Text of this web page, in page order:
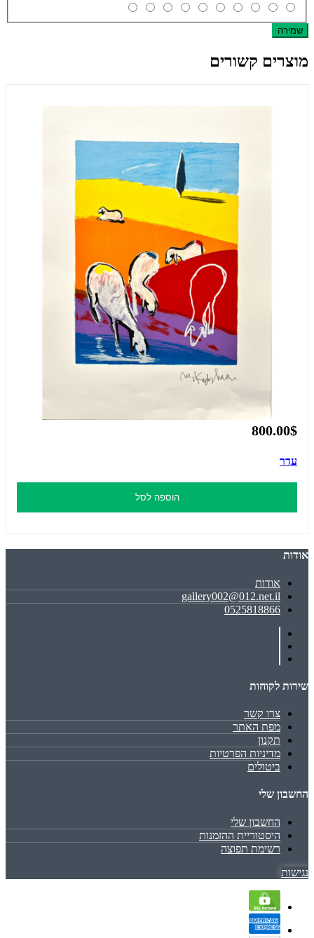
שמירה
מוצרים קשורים
800.00$
עדר
הוספה לסל
אודות
אודות
gallery002@012.net.il
0525818866
שירות לקוחות
צרו קשר
מפת האתר
תקנון
מדיניות הפרטיות
ביטולים
החשבון שלי
החשבון שלי
היסטוריית ההזמנות
רשימת תפוצה
נגישות